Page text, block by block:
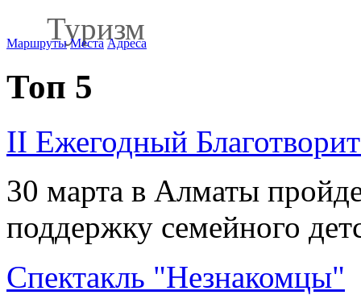
Туризм
Маршруты Места Адреса
Топ 5
II Ежегодный
30 марта в Алматы
поддержку семейного
Спектакль "Незнакомцы"